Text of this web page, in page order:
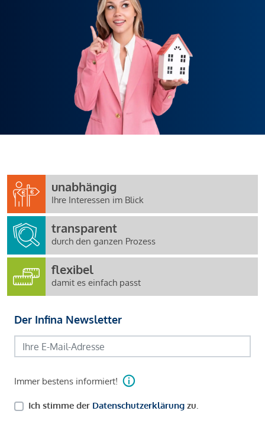
unabhängig
Ihre Interessen im Blick
transparent
durch den ganzen Prozess
flexibel
damit es einfach passt
Der Infina Newsletter
Immer bestens informiert!
Ich stimme der Datenschutzerklärung zu.